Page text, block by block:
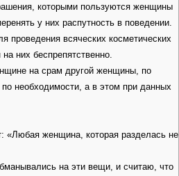
которыми пользуются женщины
у них распутность в поведении.
проведения всяческих косметических
них беспрепятственно.
на срам другой женщины, по
необходимости, а в этом при данных
«Любая женщина, которая разделась не
на эти вещи, и считаю, что